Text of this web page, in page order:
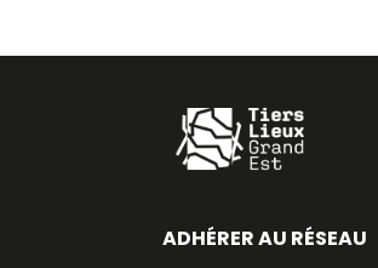
ADHÉRER AU RÉSEAU